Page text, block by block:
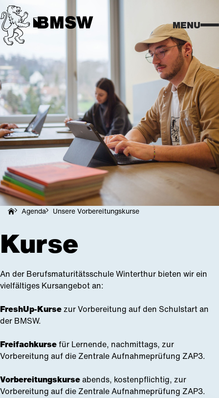
MENU
Agenda Unsere Vorbereitungskurse
Kurse
An der Berufsmaturitätsschule Winterthur bieten wir ein
vielfältiges Kursangebot an:
FreshUp-Kursezur Vorbereitung auf den Schulstart an
der BMSW.
Freifachkursefür Lernende, nachmittags, zur
Vorbereitung auf die Zentrale Aufnahmeprüfung ZAP3.
Vorbereitungskurseabends, kostenpflichtig, zur
Vorbereitung auf die Zentrale Aufnahmeprüfung ZAP3.
BM 1
BM 2
Anlässe